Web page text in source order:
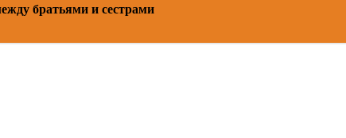
братьями и сестрами